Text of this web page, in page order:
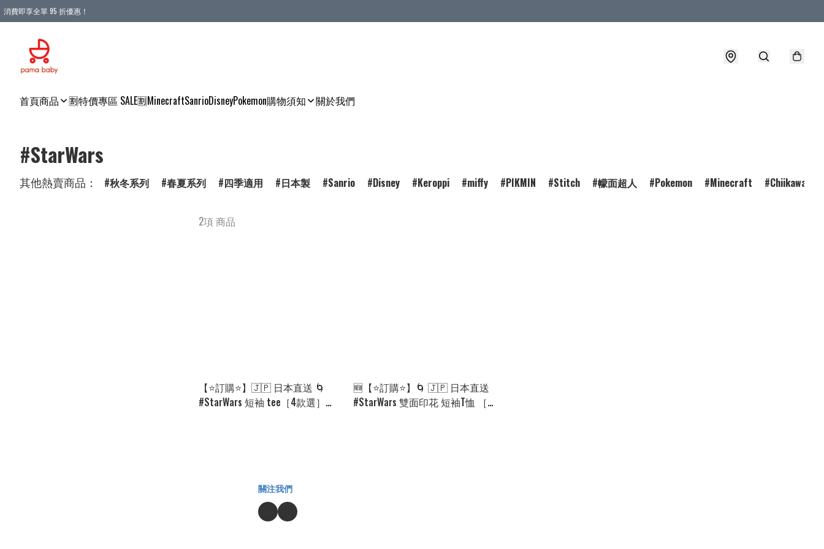
消費即享全單 95 折優惠！
首頁商品 🈹特價專區 SALE🈹MinecraftSanrioDisneyPokemon購物須知 關於我們
#StarWars
其他熱賣商品： 秋冬系列 春夏系列 四季適用 日本製 Sanrio Disney Keroppi miffy PIKMIN Stitch 幪面超人 Pokemon Minecraft Chiikawa
2項 商品
【⭐訂購⭐】🇯🇵 日本直送 🌀
#StarWars 短袖 tee［4款選］🌀
🆕【⭐訂購⭐】🌀 🇯🇵 日本直送
#StarWars 雙面印花 短袖T恤 ［2
關注我們